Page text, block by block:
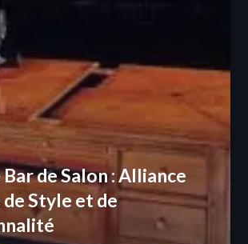
Bar de Salon : Alliance
Style et de